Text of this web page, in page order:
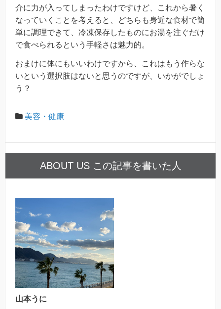
介に力が入ってしまったわけですけど、これから暑く
なっていくことを考えると、どちらも身近な食材で簡
単に調理できて、冷凍保存したものにお湯を注ぐだけ
で食べられるという手軽さは魅力的。
おまけに体にもいいわけですから、これはもう作らな
いという選択肢はないと思うのですが、いかがでしょ
う？
美容・健康
ABOUT US この記事を書いた人
山本うに